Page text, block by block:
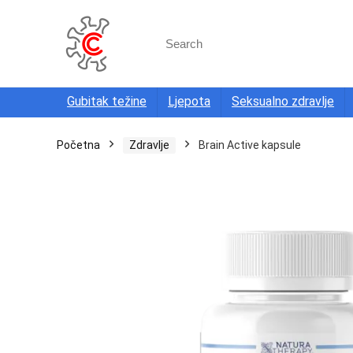
for:
Gubitak težine Ljepota Seksualno zdravlje
Početna Zdravlje Brain Active kapsule